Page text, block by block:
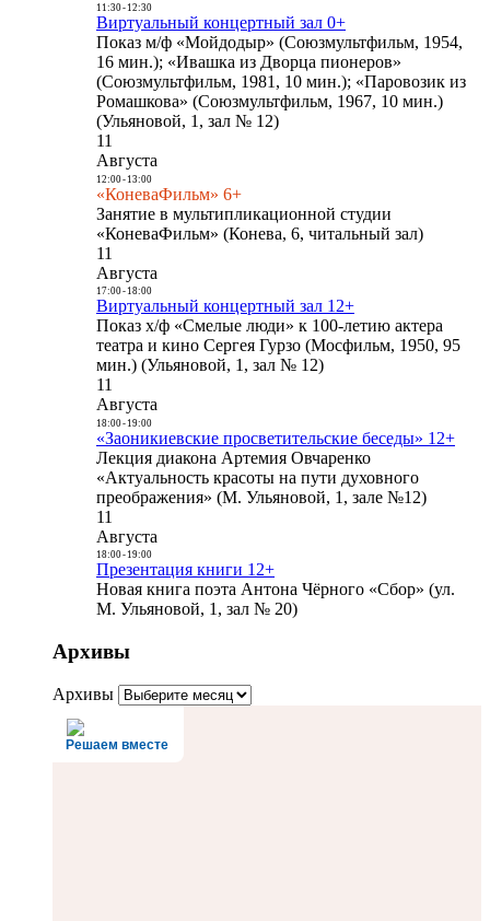
11:30- 12:30
Виртуальный концертный зал 0+
Показ м/ф «Мойдодыр» (Союзмультфильм, 1954,
16 мин.); «Ивашка из Дворца пионеров»
(Союзмультфильм, 1981, 10 мин.); «Паровозик из
Ромашкова» (Союзмультфильм, 1967, 10 мин.)
(Ульяновой, 1, зал № 12)
11
Августа
12:00- 13:00
«КоневаФильм» 6+
Занятие в мультипликационной студии
«КоневаФильм» (Конева, 6, читальный зал)
11
Августа
17:00- 18:00
Виртуальный концертный зал 12+
Показ х/ф «Смелые люди» к 100-летию актера
театра и кино Сергея Гурзо (Мосфильм, 1950, 95
мин.) (Ульяновой, 1, зал № 12)
11
Августа
18:00- 19:00
«Заоникиевские просветительские беседы» 12+
Лекция диакона Артемия Овчаренко
«Актуальность красоты на пути духовного
преображения» (М. Ульяновой, 1, зале №12)
11
Августа
18:00- 19:00
Презентация книги 12+
Новая книга поэта Антона Чёрного «Сбор» (ул.
М. Ульяновой, 1, зал № 20)
Архивы
Архивы
Решаем вместе